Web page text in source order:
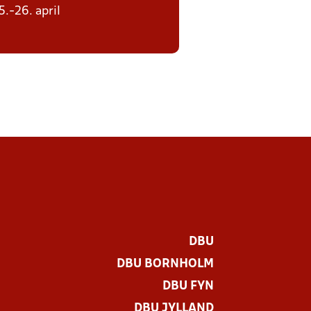
26. april
DBU
DBU BORNHOLM
DBU FYN
DBU JYLLAND